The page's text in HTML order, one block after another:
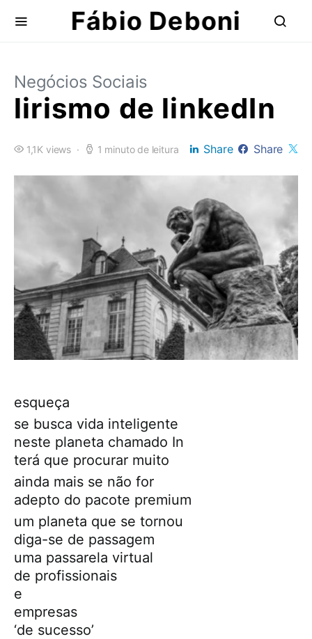
Fábio Deboni
Negócios Sociais
lirismo de linkedIn
1,1K views 1 minuto de leitura Share Share
esqueça
se busca vida inteligente
neste planeta chamado In
terá que procurar muito
ainda mais se não for
adepto do pacote premium
um planeta que se tornou
diga-se de passagem
uma passarela virtual
de profissionais
e
empresas
‘de sucesso’